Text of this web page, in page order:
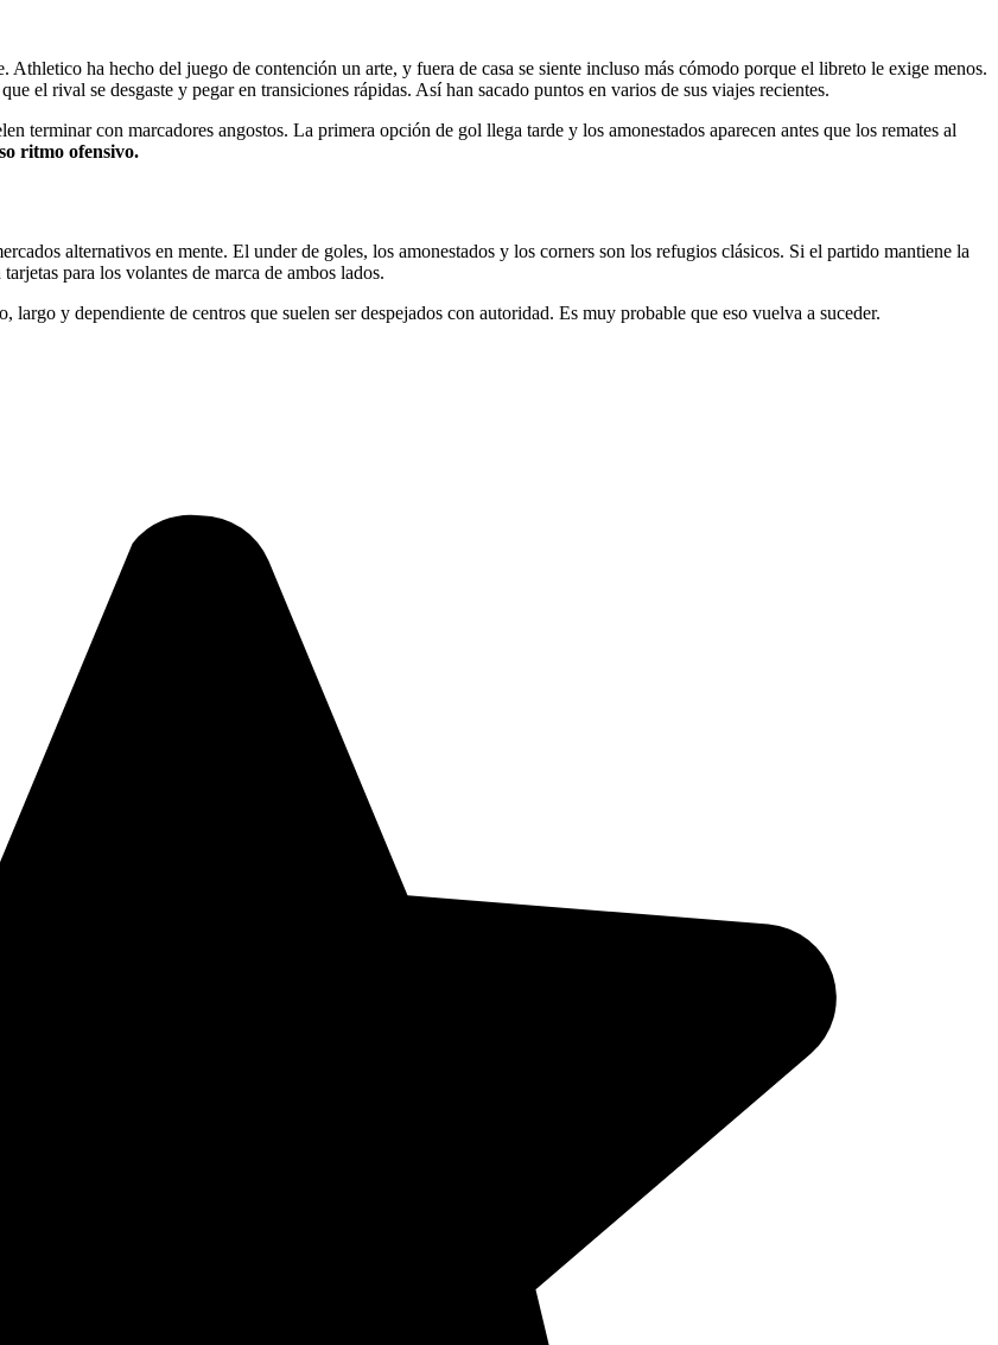
ha hecho del juego de contención un arte, y fuera de casa se siente incluso más cómodo porque el libreto le exige menos.
el rival se desgaste y pegar en transiciones rápidas. Así han sacado puntos en varios de sus viajes recientes.
con marcadores angostos. La primera opción de gol llega tarde y los amonestados aparecen antes que los remates al
ritmo ofensivo.
alternativos en mente. El under de goles, los amonestados y los corners son los refugios clásicos. Si el partido mantiene la
para los volantes de marca de ambos lados.
y dependiente de centros que suelen ser despejados con autoridad. Es muy probable que eso vuelva a suceder.